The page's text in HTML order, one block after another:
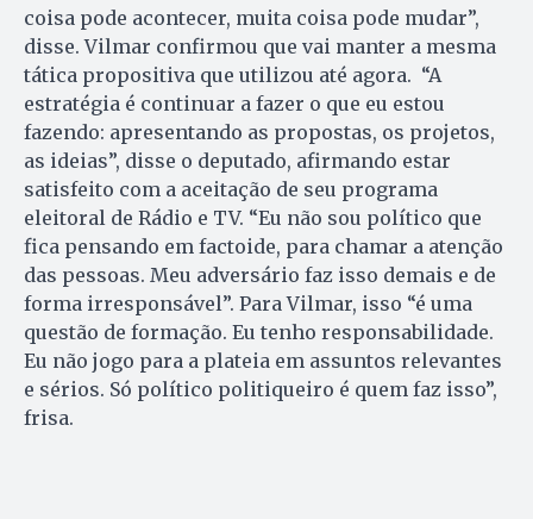
coisa pode acontecer, muita coisa pode mudar”,
disse. Vilmar confirmou que vai manter a mesma
tática propositiva que utilizou até agora. “A
estratégia é continuar a fazer o que eu estou
fazendo: apresentando as propostas, os projetos,
as ideias”, disse o deputado, afirmando estar
satisfeito com a aceitação de seu programa
eleitoral de Rádio e TV. “Eu não sou político que
fica pensando em factoide, para chamar a atenção
das pessoas. Meu adversário faz isso demais e de
forma irresponsável”. Para Vilmar, isso “é uma
questão de formação. Eu tenho responsabilidade.
Eu não jogo para a plateia em assuntos relevantes
e sérios. Só político politiqueiro é quem faz isso”,
frisa.